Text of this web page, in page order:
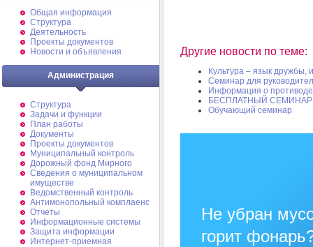
Общая информация
Структура
Деятельность
Проекты документов
Новости и объявления
Администрация
Структура
Задачи и функции
План работы
Документы
Проекты документов
Муниципальный контроль
Дорожный фонд Мирного
Cведения о муниципальном
имуществе
Ведомственный контроль
Антимонопольный комплаенс
Отчеты
Информационные системы
Защита информации
Интернет-приемная
Другие новости по теме:
Культура – язык дружбы,
Cеминар для
Информация о
БЕСПЛАТНЫЙ СЕМИНАР
Обучающий семинар
Не убран
горит